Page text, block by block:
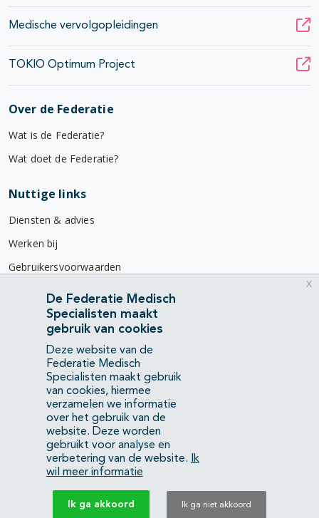
Medische vervolgopleidingen
TOKIO Optimum Project
Over de Federatie
Wat is de Federatie?
Wat doet de Federatie?
Nuttige links
Diensten & advies
Werken bij
Gebruikersvoorwaarden
Privacyverklaring
Contact
Mercatorlaan 1200
3528 BL Utrecht
(088) 505 34 34
info@richtlijnendatabase.nl
YouTubeLinkedIn
KvK Federatie Medisch Specialisten:40483480
De Federatie Medisch
Specialisten maakt
gebruik van cookies
Deze website van de
Federatie Medisch
Specialisten maakt gebruik
van cookies, hiermee
verzamelen we informatie
over het gebruik van de
website. Deze worden
gebruikt voor analyse en
verbetering van de website.
Ik
wil meer informatie
Ik ga akkoord Ik ga niet akkoord
x